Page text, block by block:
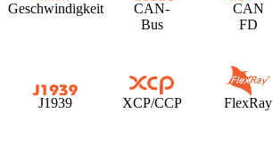
Geschwindigkeit
CAN-
Bus
CAN
FD
J1939 XCP/CCP FlexRay